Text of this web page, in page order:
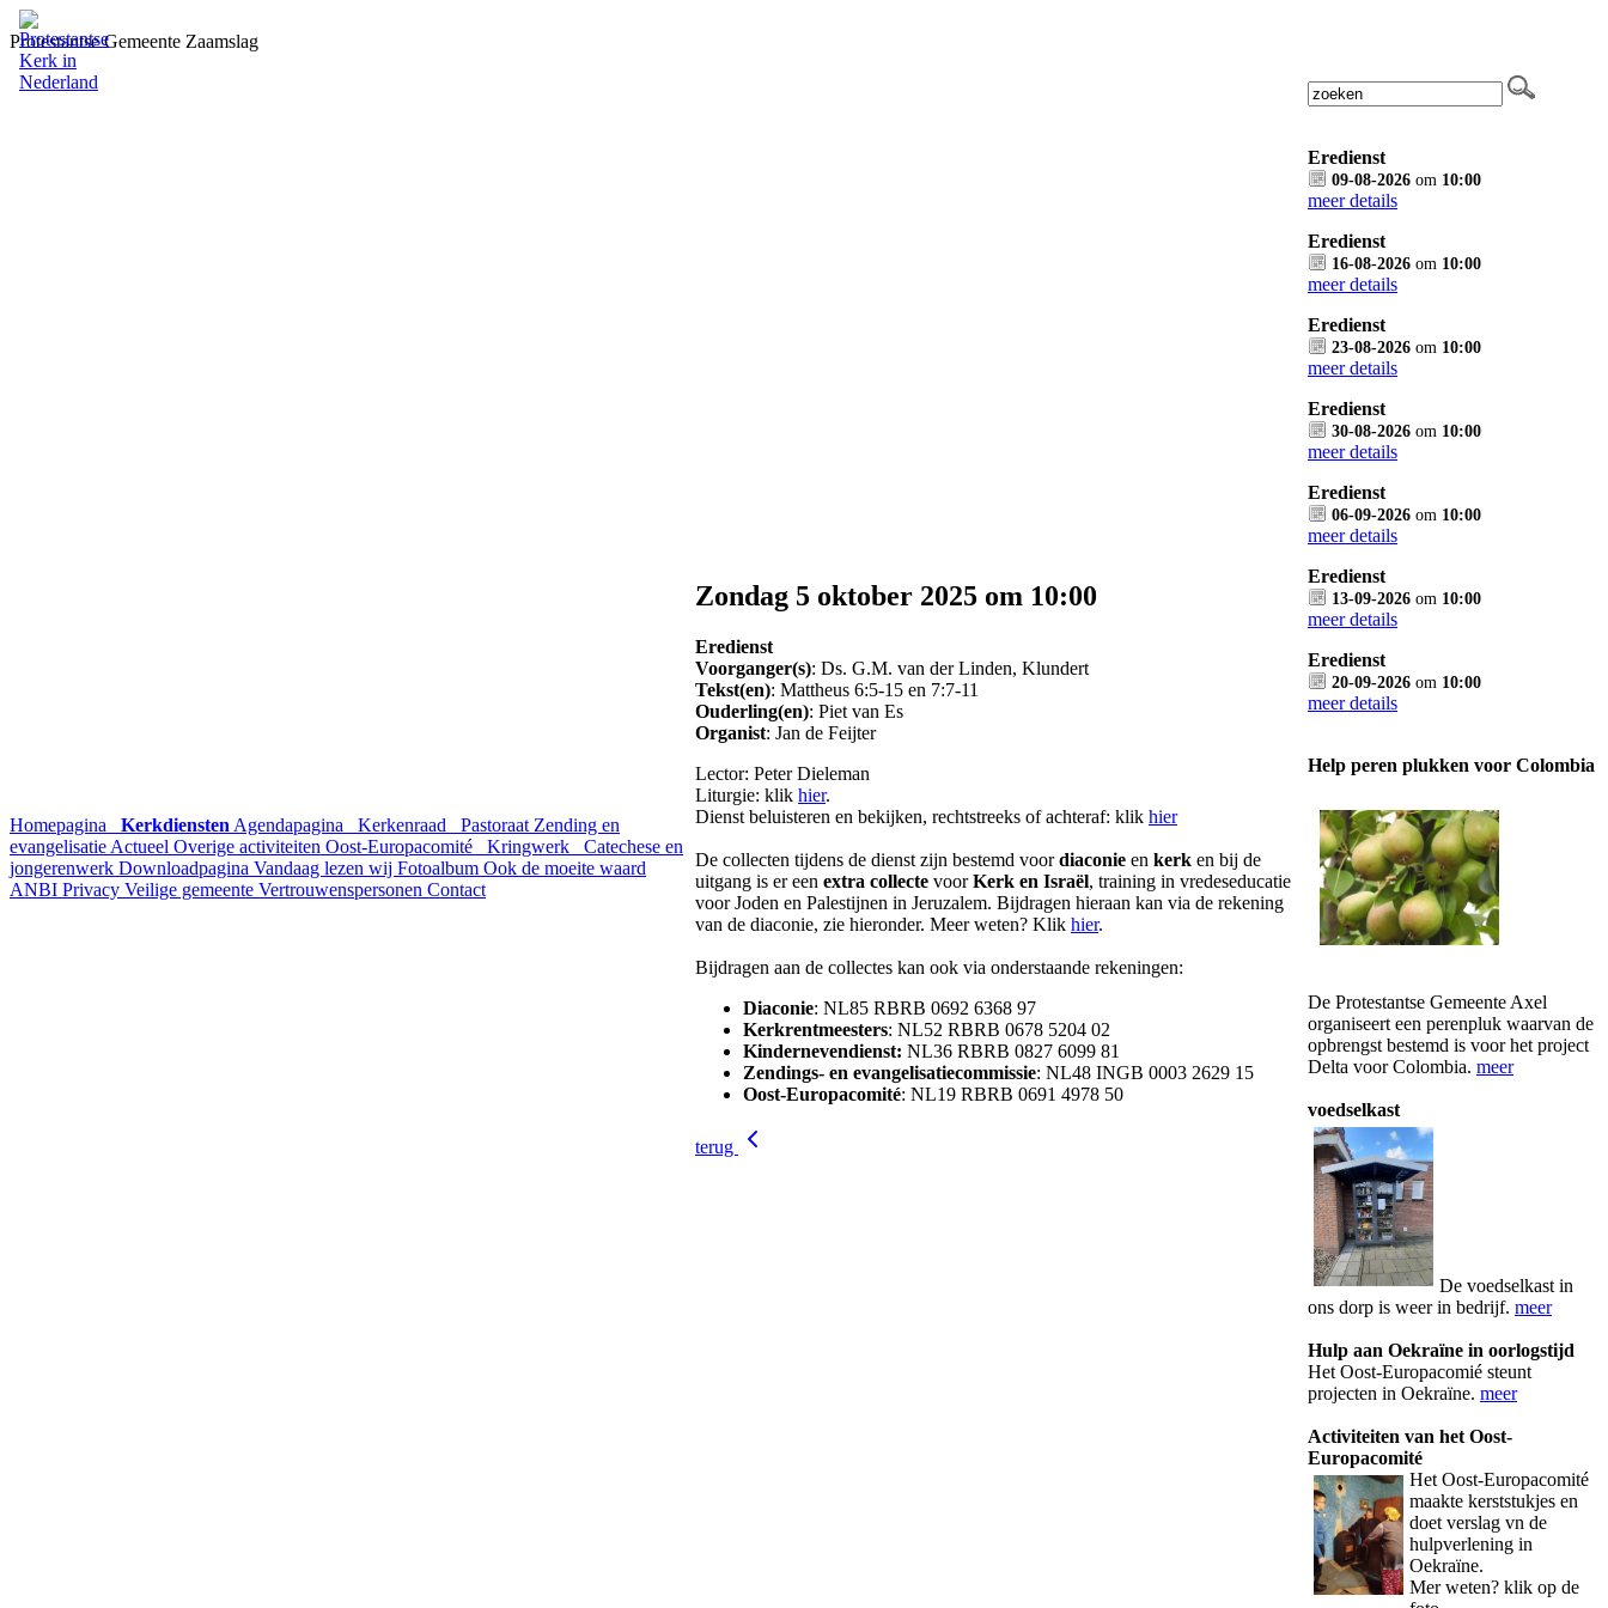
Protestantse Gemeente Zaamslag
Homepagina Kerkdiensten Agendapagina Kerkenraad Pastoraat Zending en
evangelisatie Actueel Overige activiteiten Oost-Europacomité Kringwerk
Catechese en
jongerenwerk Downloadpagina Vandaag lezen wij Fotoalbum Ook de moeite waard
ANBI Privacy Veilige gemeente Vertrouwenspersonen Contact
Zondag 5 oktober 2025 om 10:00
Eredienst
Voorganger(s): Ds. G.M. van der Linden, Klundert
Tekst(en): Mattheus 6:5-15 en 7:7-11
Ouderling(en): Piet van Es
Organist: Jan de Feijter
Lector: Peter Dieleman
Liturgie: klik hier.
Dienst beluisteren en bekijken, rechtstreeks of achteraf: klik hier
De collecten tijdens de dienst zijn bestemd voordiaconie en kerk en bij de
uitgang is er een extra collecte voorKerk en Israël, training in vredeseducatie
voor Joden en Palestijnen in Jeruzalem. Bijdragen hieraan kan via de rekening
van de diaconie, zie hieronder. Meer weten? Klik hier.
Bijdragen aan de collectes kan ook via onderstaande rekeningen:
Diaconie: NL85 RBRB 0692 6368 97
Kerkrentmeesters: NL52 RBRB 0678 5204 02
Kindernevendienst: NL36 RBRB 0827 6099 81
Zendings- en evangelisatiecommissie: NL48 INGB 0003 2629 15
Oost-Europacomité: NL19 RBRB 0691 4978 50
terug
Eredienst
09-08-2026 om 10:00
meer details
Eredienst
16-08-2026 om 10:00
meer details
Eredienst
23-08-2026 om 10:00
meer details
Eredienst
30-08-2026 om 10:00
meer details
Eredienst
06-09-2026 om 10:00
meer details
Eredienst
13-09-2026 om 10:00
meer details
Eredienst
20-09-2026 om 10:00
meer details
Help peren plukken voor Colombia
De Protestantse Gemeente Axel
organiseert een perenpluk waarvan de
opbrengst bestemd is voor het project
Delta voor Colombia. meer
voedselkast
De voedselkast in
ons dorp is weer in bedrijf. meer
Hulp aan Oekraïne in oorlogstijd
Het Oost-Europacomié steunt
projecten in Oekraïne. meer
Activiteiten van het Oost-
Europacomité
Het Oost-Europacomité
maakte kerststukjes en
doet verslag vn de
hulpverlening in
Oekraïne.
Mer weten? klik op de